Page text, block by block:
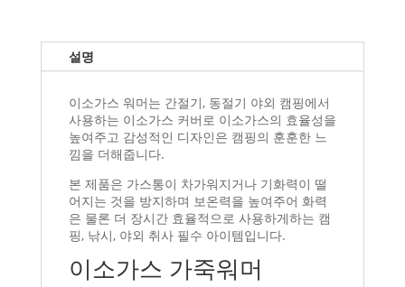
설명
이소가스 워머는 간절기, 동절기 야외 캠핑에서
사용하는 이소가스 커버로 이소가스의 효율성을
높여주고 감성적인 디자인은 캠핑의 훈훈한 느
낌을 더해줍니다.
본 제품은 가스통이 차가워지거나 기화력이 떨
어지는 것을 방지하며 보온력을 높여주어 화력
은 물론 더 장시간 효율적으로 사용하게하는 캠
핑, 낚시, 야외 취사 필수 아이템입니다.
이소가스 가죽워머